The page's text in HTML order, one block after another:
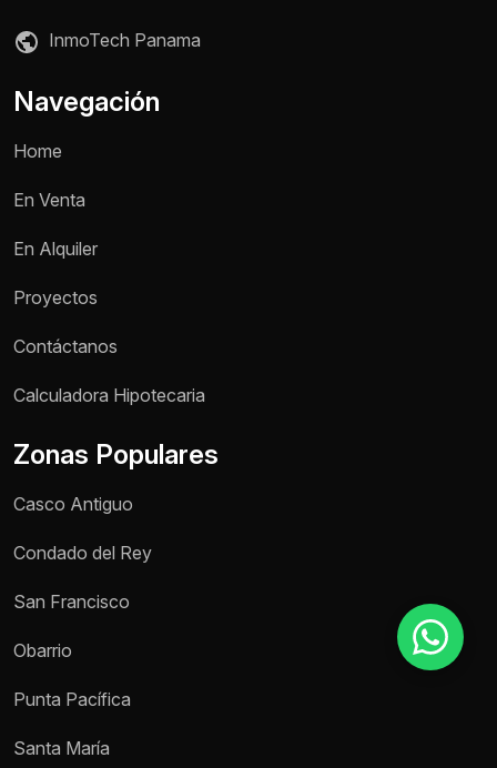
InmoTech Panama
Navegación
Home
En Venta
En Alquiler
Proyectos
Contáctanos
Calculadora Hipotecaria
Zonas Populares
Casco Antiguo
Condado del Rey
San Francisco
Obarrio
Punta Pacífica
Santa María